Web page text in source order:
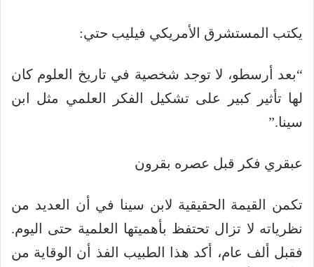
يكتب المستشرق الأمريكي فيليب حتي:
“بعد أرسطو، لا توجد شخصية في تاريخ العلوم كان
لها تأثير كبير على تشكيل الفكر العلمي مثل ابن
سينا.”
عبقري فكر قبل عصره بقرون
تكمن القيمة الحقيقية لابن سينا ​​في أن العديد من
نظرياته لا تزال تحتفظ بأهميتها العلمية حتى اليوم.
فقبل ألف عام، أكد هذا الطبيب الفذ أن الوقاية من